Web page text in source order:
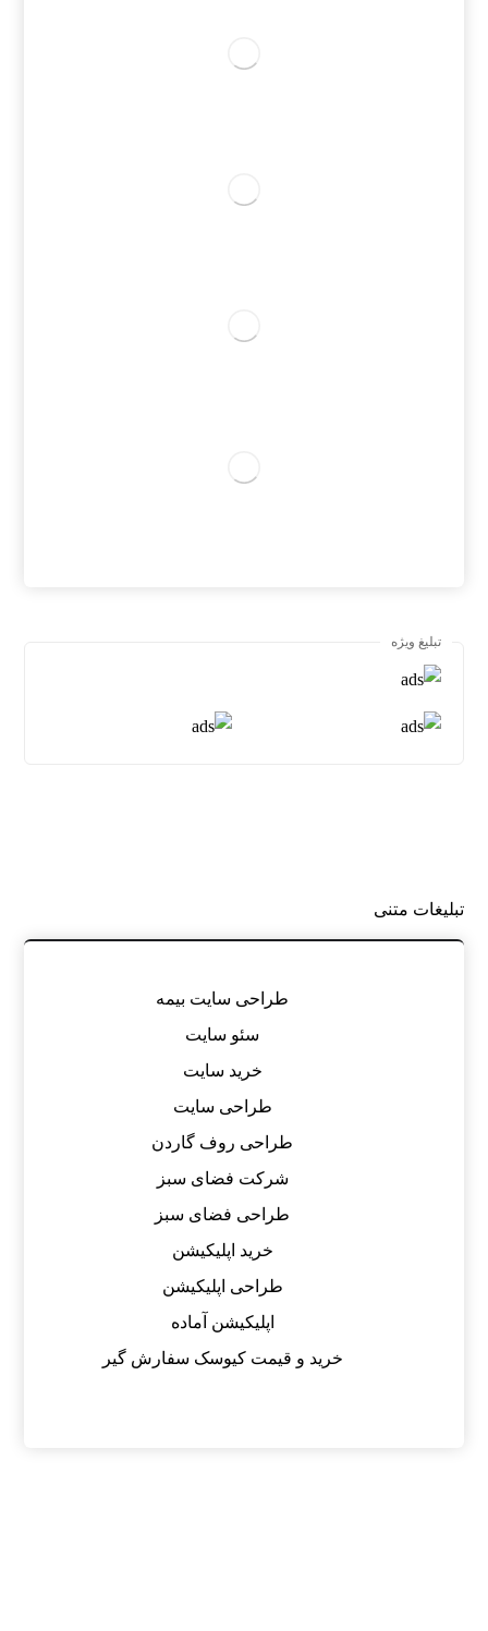
تبلیغ ویژه
تبلیغات متنی
طراحی سایت بیمه
سئو سایت
خرید سایت
طراحی سایت
طراحی روف گاردن
شرکت فضای سبز
طراحی فضای سبز
خرید اپلیکیشن
طراحی اپلیکیشن
اپلیکیشن آماده
خرید و قیمت کیوسک سفارش گیر